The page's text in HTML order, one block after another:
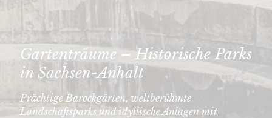
Gartenträume – Historische Parks
in Sachsen-Anhalt
Prächtige Barockgärten, weltberühmte
Landschaftsparks und idyllische Anlagen mit